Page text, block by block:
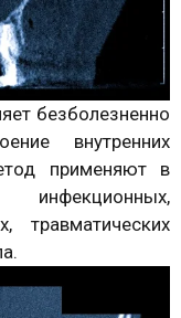
безболезненно
внутренних
применяют в
инфекционных,
травматических